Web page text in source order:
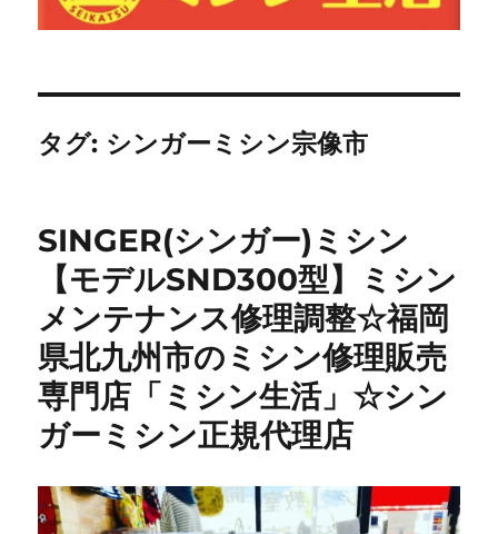
タグ: シンガーミシン宗像市
SINGER(シンガー)ミシン
【モデルSND300型】ミシン
メンテナンス修理調整☆福岡
県北九州市のミシン修理販売
専門店「ミシン生活」☆シン
ガーミシン正規代理店